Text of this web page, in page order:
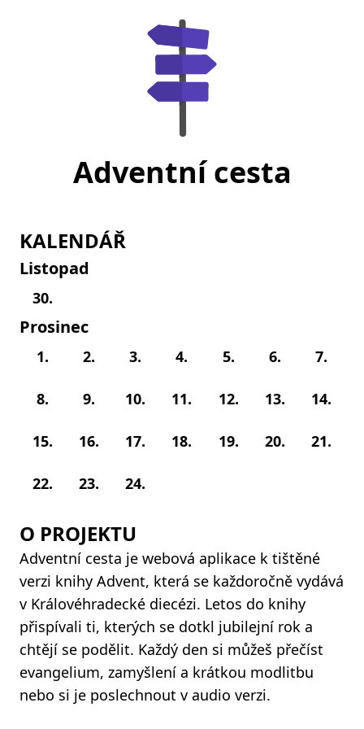
Adventní cesta
KALENDÁŘ
Listopad
30.
Prosinec
1. 2. 3. 4. 5. 6. 7.
8. 9. 10. 11. 12. 13. 14.
15. 16. 17. 18. 19. 20. 21.
22. 23. 24.
O PROJEKTU
Adventní cesta je webová aplikace k tištěné
verzi knihy Advent, která se každoročně vydává
v Královéhradecké diecézi. Letos do knihy
přispívali ti, kterých se dotkl jubilejní rok a
chtějí se podělit. Každý den si můžeš přečíst
evangelium, zamyšlení a krátkou modlitbu
nebo si je poslechnout v audio verzi.